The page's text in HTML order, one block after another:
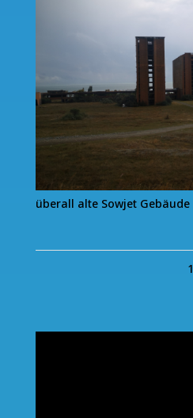
überall alte Sowjet Gebäude
1